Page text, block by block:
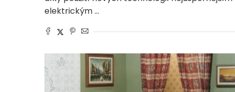
elektrickým …